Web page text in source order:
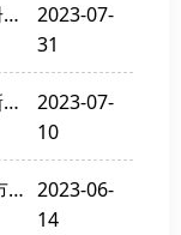
【全面注册制 改革向未来】全面注册制下，北交所的发行上市条件是怎样的？
2023-07-
31
全面注册制 改革向未来【踔厉奋发新征程 投教服务再出发】全面注册制下交易制度有哪些改变？
2023-07-
10
全面注册制改革后，主板告别“23倍市盈率”时代 2023-06-
14